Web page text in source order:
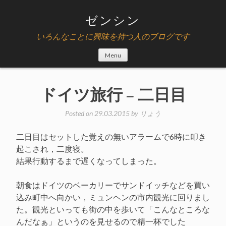
ゼンシン
いろんなことに興味を持つ人のブログです
Menu
ドイツ旅行 – 二日目
Posted on 29.03.2015 by りょう
二日目はセットした覚えの無いアラームで6時に叩き
起こされ，二度寝。
結果行動するまで遅くなってしまった。
朝食はドイツのベーカリーでサンドイッチなどを買い
込み町中へ向かい，ミュンヘンの市内観光に回りまし
た。観光といっても街の中を歩いて「こんなところな
んだなぁ」というのを見せるので精一杯でした